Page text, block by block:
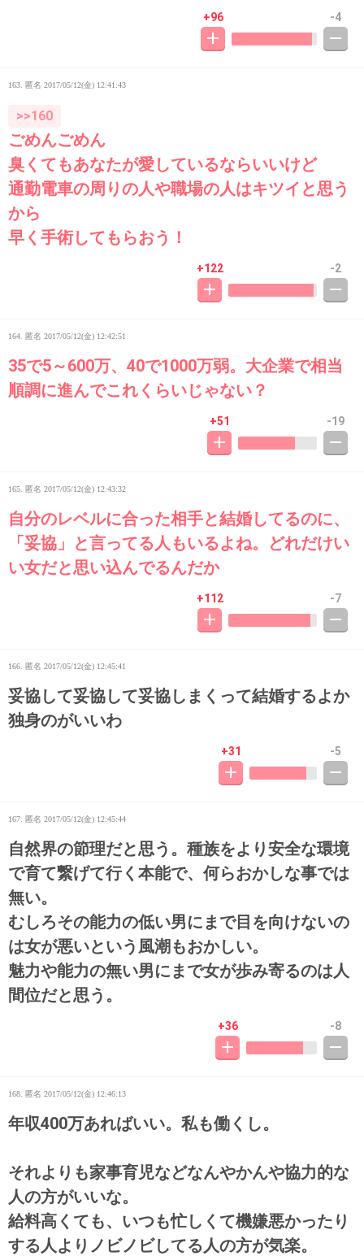
+96 -4
163. 匿名 2017/05/12(金) 12:41:43
>>160
ごめんごめん
臭くてもあなたが愛しているならいいけど
通勤電車の周りの人や職場の人はキツイと思う
から
早く手術してもらおう！
+122 -2
164. 匿名 2017/05/12(金) 12:42:51
35で5～600万、40で1000万弱。大企業で相当
順調に進んでこれくらいじゃない？
+51 -19
165. 匿名 2017/05/12(金) 12:43:32
自分のレベルに合った相手と結婚してるのに、
「妥協」と言ってる人もいるよね。どれだけい
い女だと思い込んでるんだか
+112 -7
166. 匿名 2017/05/12(金) 12:45:41
妥協して妥協して妥協しまくって結婚するよか
独身のがいいわ
+31 -5
167. 匿名 2017/05/12(金) 12:45:44
自然界の節理だと思う。種族をより安全な環境
で育て繋げて行く本能で、何らおかしな事では
無い。
むしろその能力の低い男にまで目を向けないの
は女が悪いという風潮もおかしい。
魅力や能力の無い男にまで女が歩み寄るのは人
間位だと思う。
+36 -8
168. 匿名 2017/05/12(金) 12:46:13
年収400万あればいい。私も働くし。
それよりも家事育児などなんやかんや協力的な
人の方がいいな。
給料高くても、いつも忙しくて機嫌悪かったり
する人よりノビノビしてる人の方が気楽。